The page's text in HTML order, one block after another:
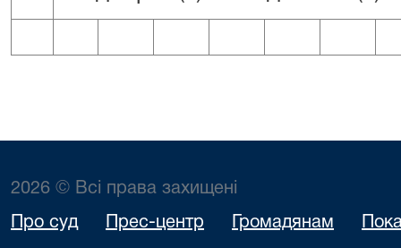
2026 © Всі права захищені
Про суд Прес-центр Громадянам